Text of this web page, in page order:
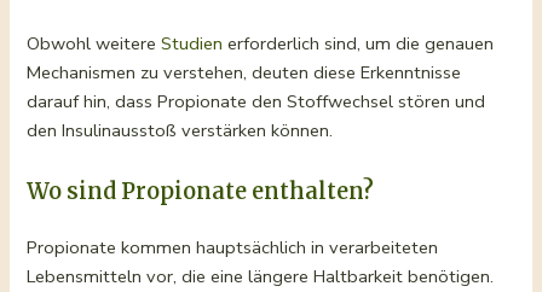
Obwohl weitereStudien erforderlich sind, um die genauen
Mechanismen zu verstehen, deuten diese Erkenntnisse
darauf hin, dass Propionate den Stoffwechsel stören und
den Insulinausstoß verstärken können.
Wo sind Propionate enthalten?
Propionate kommen hauptsächlich in verarbeiteten
Lebensmitteln vor, die eine längere Haltbarkeit benötigen.